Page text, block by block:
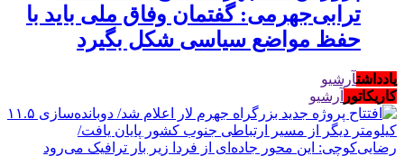
ترابی‌جهرمی: گفتمان وفاق ملی باید با
حفظ مواضع سیاسی شکل بگیرد
یادداشتآرشیو
کاریکاتور آرشیو